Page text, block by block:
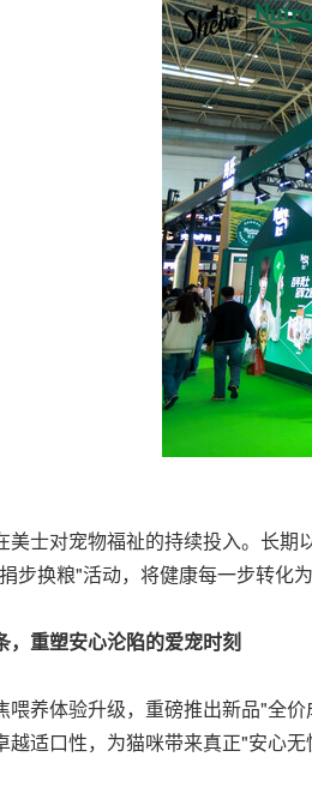
美士对宠物福祉的持续投入。长
步换粮"活动，将健康每一步转化
，重塑安心沦陷的爱宠时刻
喂养体验升级，重磅推出新品"全
越适口性，为猫咪带来真正"安心无